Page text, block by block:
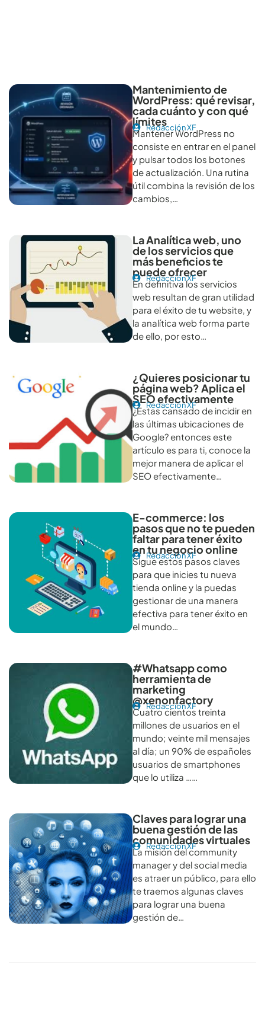
Mantenimiento de
WordPress: qué revisar,
cada cuánto y con qué
límites
Redacción XF
Mantener WordPress no
consiste en entrar en el panel
y pulsar todos los botones
de actualización. Una rutina
útil combina la revisión de los
cambios,…
La Analítica web, uno
de los servicios que
más beneficios te
puede ofrecer
Redacción XF
En definitiva los servicios
web resultan de gran utilidad
para el éxito de tu website, y
la analítica web forma parte
de ello, por esto…
¿Quieres posicionar tu
página web? Aplica el
SEO efectivamente
Redacción XF
¿Estas cansado de incidir en
las últimas ubicaciones de
Google? entonces este
artículo es para ti, conoce la
mejor manera de aplicar el
SEO efectivamente…
E-commerce: los
pasos que no te pueden
faltar para tener éxito
en tu negocio online
Redacción XF
Sigue estos pasos claves
para que inicies tu nueva
tienda online y la puedas
gestionar de una manera
efectiva para tener éxito en
el mundo…
#Whatsapp como
herramienta de
marketing
@xenonfactory
Redacción XF
Cuatro cientos treinta
millones de usuarios en el
mundo; veinte mil mensajes
al día; un 90% de españoles
usuarios de smartphones
que lo utiliza ……
Claves para lograr una
buena gestión de las
comunidades virtuales
Redacción XF
La misión del community
manager y del social media
es atraer un público, para ello
te traemos algunas claves
para lograr una buena
gestión de…